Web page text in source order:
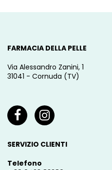
FARMACIA DELLA PELLE
Via Alessandro Zanini, 1
31041 - Cornuda (TV)
SERVIZIO CLIENTI
Telefono